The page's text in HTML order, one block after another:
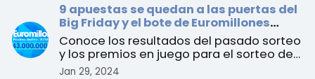
9 apuestas se quedan a las puertas del
Big Friday y el bote de Euromillones
alcanza los 143 millones de euros
Conoce los resultados del pasado sorteo
y los premios en juego para el sorteo del
martes 30 de enero
Jan 29, 2024